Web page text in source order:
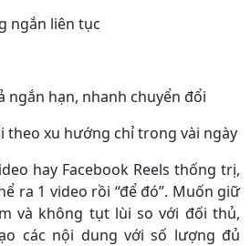
ngắn liên tục
ngắn hạn, nhanh chuyển đổi
theo xu hướng chỉ trong vài ngày
hay Facebook Reels thống trị,
ra 1 video rồi “để đó”. Muốn giữ
và không tụt lùi so với đối thủ,
các nội dung với số lượng đủ